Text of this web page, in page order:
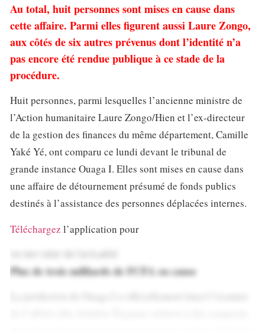
Au total, huit personnes sont mises en cause dans
cette affaire. Parmi elles figurent aussi Laure Zongo,
aux côtés de six autres prévenus dont l’identité n’a
pas encore été rendue publique à ce stade de la
procédure.
Huit personnes, parmi lesquelles l’ancienne ministre de
l’Action humanitaire Laure Zongo/Hien et l’ex-directeur
de la gestion des finances du même département, Camille
Yaké Yé, ont comparu ce lundi devant le tribunal de
grande instance Ouaga I. Elles sont mises en cause dans
une affaire de détournement présumé de fonds publics
destinés à l’assistance des personnes déplacées internes.
Téléchargez l’application pour
Plus de trois milliards de FCFA en cause